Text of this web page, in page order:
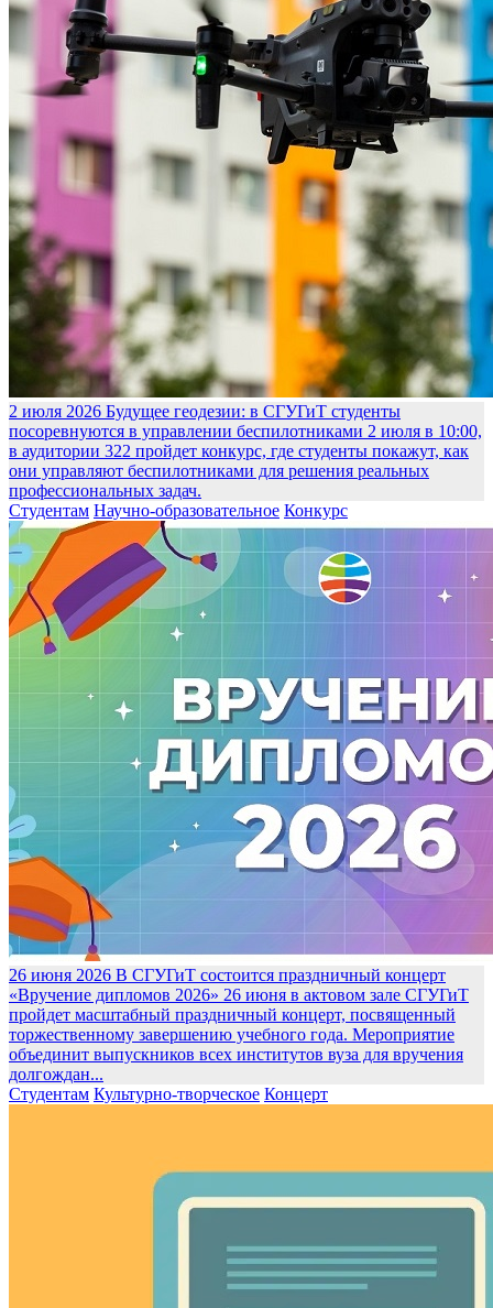
2 июля 2026 Будущее геодезии: в СГУГиТ студенты
посоревнуются в управлении беспилотниками 2 июля в 10:00,
в аудитории 322 пройдет конкурс, где студенты покажут, как
они управляют беспилотниками для решения реальных
профессиональных задач.
Студентам Научно-образовательное Конкурс
26 июня 2026 В СГУГиТ состоится праздничный концерт
«Вручение дипломов 2026» 26 июня в актовом зале СГУГиТ
пройдет масштабный праздничный концерт, посвященный
торжественному завершению учебного года. Мероприятие
объединит выпускников всех институтов вуза для вручения
долгождан...
Студентам Культурно-творческое Концерт